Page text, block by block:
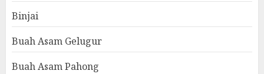
Binjai
Buah Asam Gelugur
Buah Asam Pahong